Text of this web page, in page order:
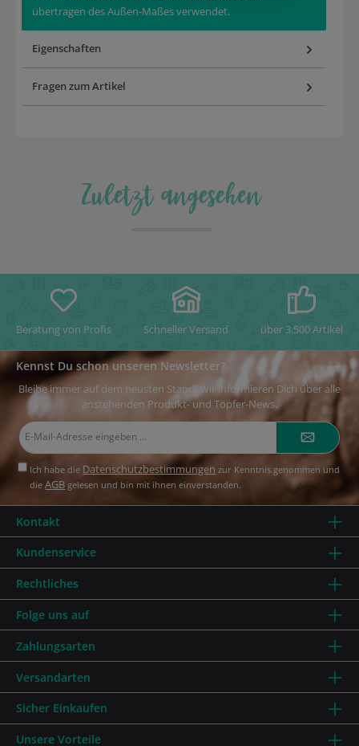
übertragen des Außen-Maßes verwendet.
Eigenschaften
Fragen zum Artikel
Zuletzt angesehen
Beratung von Profis Schneller Versand über 3.500 Artikel
Kennst Du schon unseren Newsletter?
Bleibe immer auf dem neusten Stand! Wir informieren Dich über alle
anstehenden Produkt- und Töpfer-News.
Ich habe die Datenschutzbestimmungen zur Kenntnis genommen und
dieAGB gelesen und bin mit ihnen einverstanden.
Kundenservice
Rechtliches
Kontakt
Zahlungsarten
Versandarten
Sicher Einkaufen
Folge uns auf
Unsere Vorteile